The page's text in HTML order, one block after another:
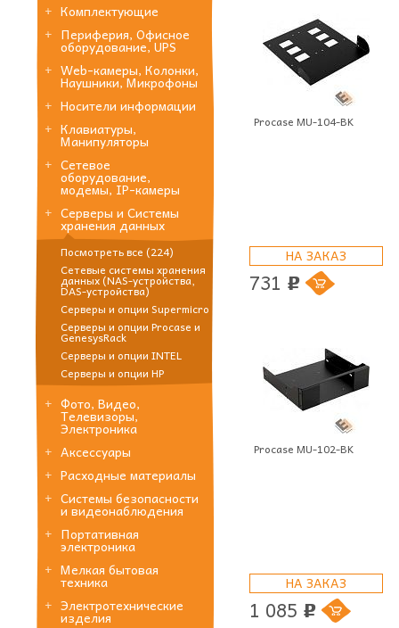
Комплектующие
Периферия, Офисное
оборудование, UPS
Web-камеры, Колонки,
Наушники, Микрофоны
Носители информации
Клавиатуры,
Манипуляторы
Сетевое
оборудование,
модемы, IP-камеры
Серверы и Системы
хранения данных
Посмотреть все (224)
Сетевые системы хранения
данных (NAS-устройства,
DAS-устройства)
Серверы и опции Supermicro
Серверы и опции Procase и
GenesysRack
Серверы и опции INTEL
Серверы и опции HP
Фото, Видео,
Телевизоры,
Электроника
Аксессуары
Расходные материалы
Системы безопасности
и видеонаблюдения
Портативная
электроника
Мелкая бытовая
техника
Электротехнические
изделия
Procase MU-104-BK
НА ЗАКАЗ
731 p
Procase MU-102-BK
НА ЗАКАЗ
1 085 p